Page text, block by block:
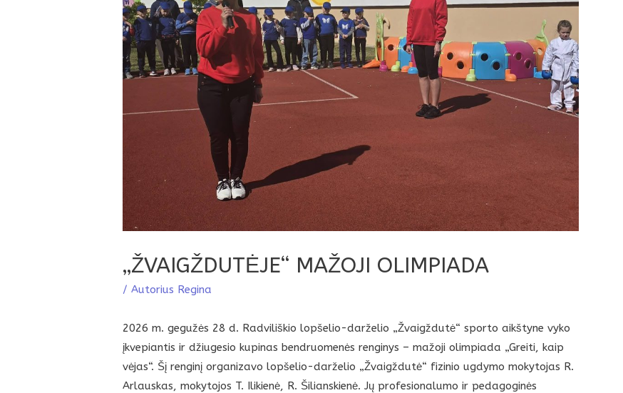
„ŽVAIGŽDUTĖJE“ MAŽOJI OLIMPIADA
/ Autorius Regina
2026 m. gegužės 28 d. Radviliškio lopšelio-darželio „Žvaigždutė“ sporto aikštyne vyko
įkvepiantis ir džiugesio kupinas bendruomenės renginys – mažoji olimpiada „Greiti, kaip
vėjas“. Šį renginį organizavo lopšelio-darželio „Žvaigždutė“ fizinio ugdymo mokytojas R.
Arlauskas, mokytojos T. Ilikienė, R. Šilianskienė. Jų profesionalumo ir pedagoginės